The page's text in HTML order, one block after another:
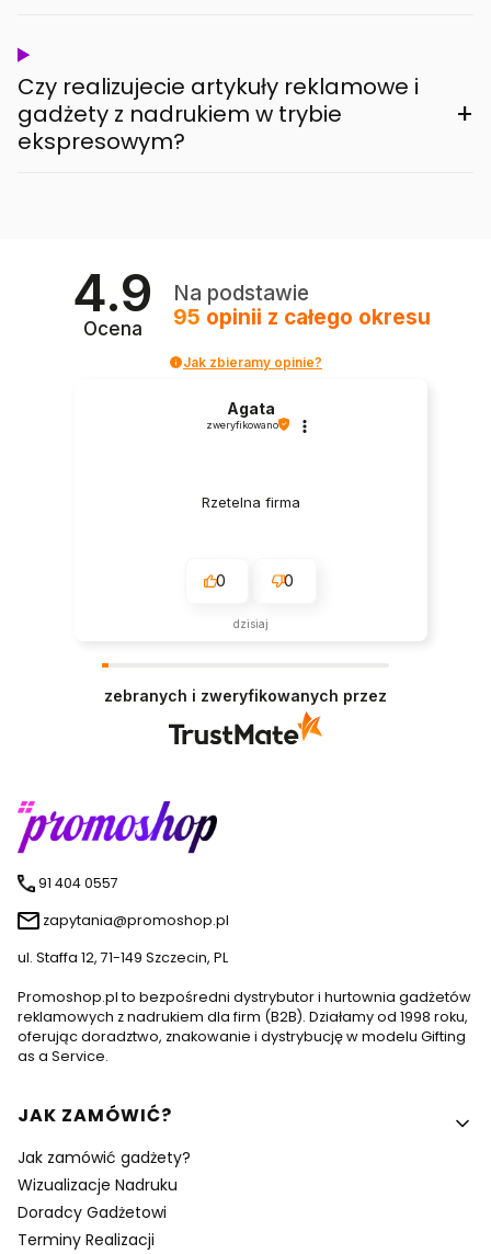
Czy realizujecie artykuły reklamowe i
gadżety z nadrukiem w trybie
ekspresowym?
+
4.9
Ocena
Na podstawie
95 opinii z całego okresu
Jak zbieramy opinie?
Agata
zweryfikowano
Rzetelna firma
0 0
dzisiaj
zebranych i zweryfikowanych przez
91 404 0557
zapytania@promoshop.pl
ul. Staffa 12, 71-149 Szczecin, PL
Promoshop.pl to bezpośredni dystrybutor i hurtownia gadżetów
reklamowych z nadrukiem dla firm (B2B). Działamy od 1998 roku,
oferując doradztwo, znakowanie i dystrybucję w modelu Gifting
as a Service.
Linki w stopce
JAK ZAMÓWIĆ?
Jak zamówić gadżety?
Wizualizacje Nadruku
Doradcy Gadżetowi
Terminy Realizacji